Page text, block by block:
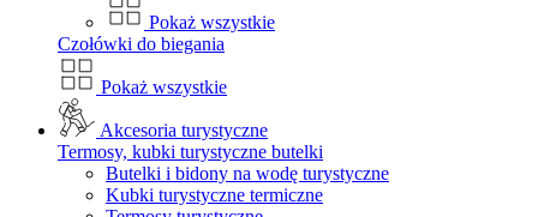
Pokaż wszystkie
Czołówki do biegania
Pokaż wszystkie
Akcesoria turystyczne
Termosy, kubki turystyczne butelki
Butelki i bidony na wodę turystyczne
Kubki turystyczne termiczne